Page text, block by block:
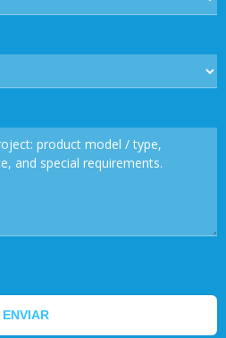
ENVIAR